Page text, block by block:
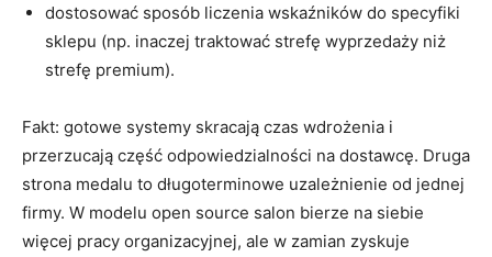
dostosować sposób liczenia wskaźników do specyfiki
sklepu (np. inaczej traktować strefę wyprzedaży niż
strefę premium).
Fakt: gotowe systemy skracają czas wdrożenia i
przerzucają część odpowiedzialności na dostawcę. Druga
strona medalu to długoterminowe uzależnienie od jednej
firmy. W modelu open source salon bierze na siebie
więcej pracy organizacyjnej, ale w zamian zyskuje